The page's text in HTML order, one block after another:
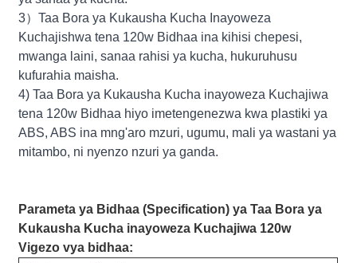
3）Taa Bora ya Kukausha Kucha Inayoweza
Kuchajishwa tena 120w Bidhaa ina kihisi chepesi,
mwanga laini, sanaa rahisi ya kucha, hukuruhusu
kufurahia maisha.
4) Taa Bora ya Kukausha Kucha inayoweza Kuchajiwa
tena 120w Bidhaa hiyo imetengenezwa kwa plastiki ya
ABS, ABS ina mng'aro mzuri, ugumu, mali ya wastani ya
mitambo, ni nyenzo nzuri ya ganda.
Parameta ya Bidhaa (Specification) ya Taa Bora ya
Kukausha Kucha inayoweza Kuchajiwa 120w
Vigezo vya bidhaa: